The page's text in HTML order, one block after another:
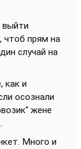
чтоб прям на
случай на
как и
осознали
жене
Много и